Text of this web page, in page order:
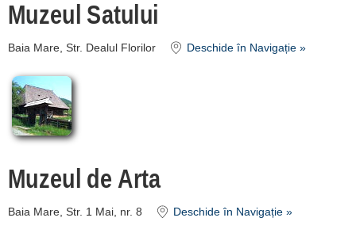
Muzeul Satului
Baia Mare, Str. Dealul Florilor Deschide în Navigație »
Muzeul de Arta
Baia Mare, Str. 1 Mai, nr. 8 Deschide în Navigație »
termeni și condiții
contact
login